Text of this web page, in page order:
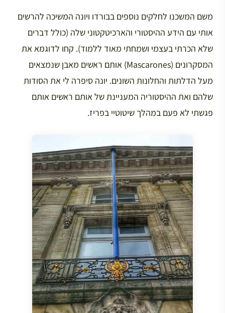
משם המשכנו לחלקים נוספים בבורדו ויונה המשיכה להרשים
אותי עם הידע ההיסטורי והארכיטקטוני שלה (כולל דברים
שלא הכרתי בעצמי ושמחתי מאוד ללמוד). קחו לדוגמא את
המסקרונים (Mascarones) אותם ראשים מאבן שנמצאים
מעל הדלתות והחלונות השונים. יונה סיפרה לי את הסודות
שלהם ואת ההיסטוריה המעניינת של אותם ראשים אותם
פגשתי לא פעם במהלך שיטוטיי בפריז.